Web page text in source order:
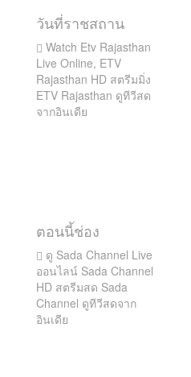
วันที่ราชสถาน
Watch Etv Rajasthan
Live Online, ETV
Rajasthan HD สตรีมมิ่ง
ETV Rajasthan ดูทีวีสด
จากอินเดีย
ตอนนี้ช่อง
ดู Sada Channel Live
ออนไลน์ Sada Channel
HD สตรีมสด Sada
Channel ดูทีวีสดจาก
อินเดีย